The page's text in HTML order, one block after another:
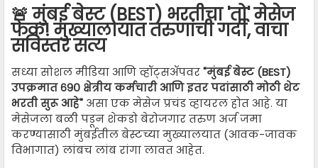
🚨 मुंबई बेस्ट (BEST) भरतीचा 'तो' मेसेज
फेक! मुख्यालायात तरुणांची गर्दी, वाचा
सविस्तर सत्य
सध्या सोशल मीडिया आणि व्हॉट्सॲपवर"मुंबई बेस्ट (BEST)
उपक्रमात ६९० क्षेत्रीय कर्मचारी आणि इतर पदांसाठी मोठी थेट
भरती सुरू आहे" असा एक मेसेज प्रचंड व्हायरल होत आहे. या
मेसेजला बळी पडून शेकडो बेरोजगार तरुण अर्ज जमा
करण्यासाठी मुंबईतील बेस्टच्या मुख्यालयात (आवक-जावक
विभागात) लांबच लांब रांगा लावत आहेत.